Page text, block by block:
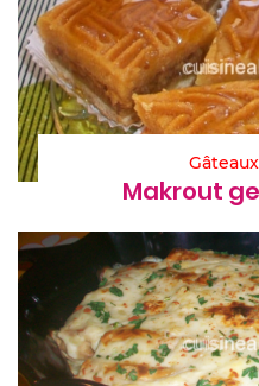
Makrout